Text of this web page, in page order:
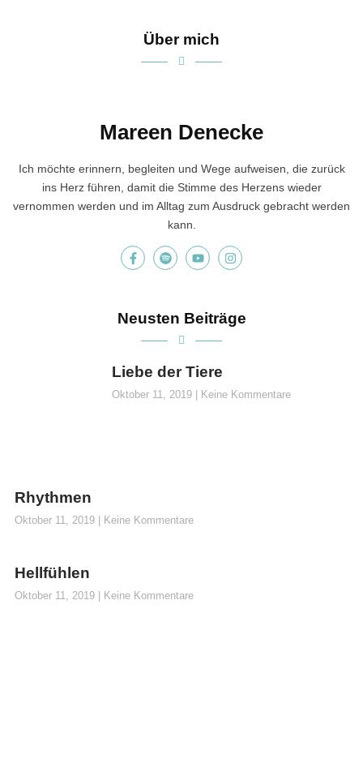
Über mich
Mareen Denecke
Ich möchte erinnern, begleiten und Wege aufweisen, die zurück
ins Herz führen, damit die Stimme des Herzens wieder
vernommen werden und im Alltag zum Ausdruck gebracht werden
kann.
Neusten Beiträge
Liebe der Tiere
Oktober 11, 2019 Keine Kommentare
Rhythmen
Oktober 11, 2019 Keine Kommentare
Hellfühlen
Oktober 11, 2019 Keine Kommentare